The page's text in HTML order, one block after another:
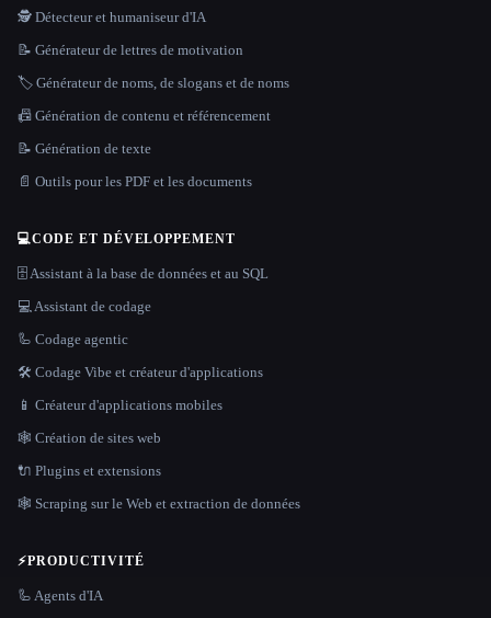
🕵️ Détecteur et humaniseur d'IA
📝 Générateur de lettres de motivation
🏷️ Générateur de noms, de slogans et de noms
📠 Génération de contenu et référencement
📝 Génération de texte
📄 Outils pour les PDF et les documents
💻CODE ET DÉVELOPPEMENT
🗄️ Assistant à la base de données et au SQL
💻 Assistant de codage
🦾 Codage agentic
🛠️ Codage Vibe et créateur d'applications
📱 Créateur d'applications mobiles
🕸 Création de sites web
🔌 Plugins et extensions
🕸️ Scraping sur le Web et extraction de données
⚡PRODUCTIVITÉ
🦾 Agents d'IA